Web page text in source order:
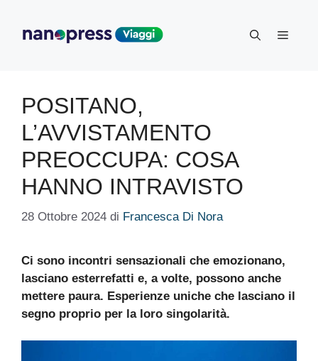
contenuto
Menu
POSITANO,
L’AVVISTAMENTO
PREOCCUPA: COSA
HANNO INTRAVISTO
28 Ottobre 2024 di Francesca Di Nora
Ci sono incontri sensazionali che emozionano,
lasciano esterrefatti e, a volte, possono anche
mettere paura. Esperienze uniche che lasciano il
segno proprio per la loro singolarità.